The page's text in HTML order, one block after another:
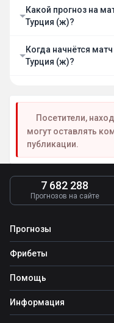
Какой прогноз на
Турция (ж)?
Когда начнётся
Турция (ж)?
Посетители,
могут оставлять
публикации.
7 682 288
Прогнозов на сайте
Прогнозы
Все прогнозы
Топ ставок
Прогнозы на футбол
Фрибеты
Фрибеты
Фрибет Ubet
Фрибет Фонбет
Помощь
Школа ставок
Вопросы и ответы
Информация